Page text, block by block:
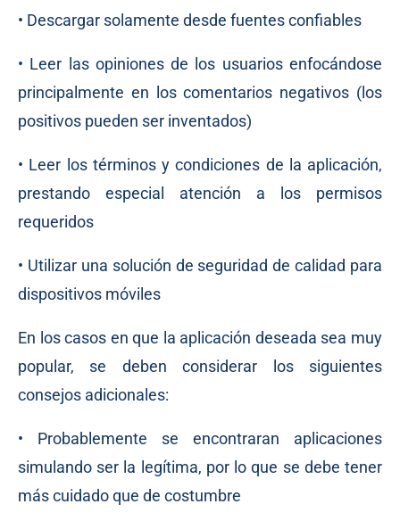
• Descargar solamente desde fuentes confiables
• Leer las opiniones de los usuarios enfocándose
principalmente en los comentarios negativos (los
positivos pueden ser inventados)
• Leer los términos y condiciones de la aplicación,
prestando especial atención a los permisos
requeridos
• Utilizar una solución de seguridad de calidad para
dispositivos móviles
En los casos en que la aplicación deseada sea muy
popular, se deben considerar los siguientes
consejos adicionales:
• Probablemente se encontraran aplicaciones
simulando ser la legítima, por lo que se debe tener
más cuidado que de costumbre